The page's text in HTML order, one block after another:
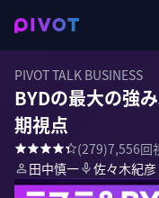
PIVOT TALK BUSINESS
BYDの最大の強
期視点
(279)7,556回
田中慎一
佐々木紀彦